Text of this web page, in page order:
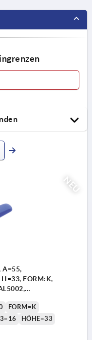
NEU
A=55,
FORM:K,
FORM=K
HÖHE=33